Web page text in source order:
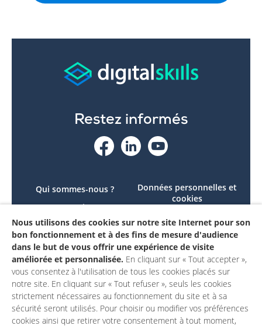
Restez informés
Qui sommes-nous ?
Le projet
Contactez-nous
Mon compte
Données personnelles et
cookies
conforme
Mentions légales
Nous utilisons des cookies sur notre site Internet pour son
bon fonctionnement et à des fins de mesure d'audience
dans le but de vous offrir une expérience de visite
améliorée et personnalisée. En cliquant sur « Tout accepter »,
vous consentez à l'utilisation de tous les cookies placés sur
notre site. En cliquant sur « Tout refuser », seuls les cookies
strictement nécessaires au fonctionnement du site et à sa
sécurité seront utilisés. Pour choisir ou modifier vos préférences
cookies ainsi que retirer votre consentement à tout moment,